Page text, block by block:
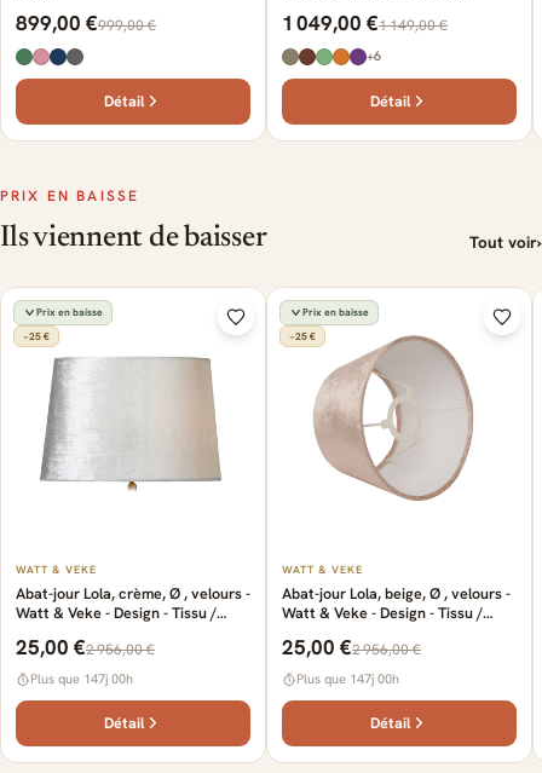
899,00 €999,00 €
Détail
1 049,00 €1 149,00 €
+6
Détail
PRIX EN BAISSE
Ils viennent de baisser Tout voir›
Prix en baisse
−25 €
WATT & VEKE
Abat-jour Lola, crème, Ø , velours -
Watt & Veke - Design - Tissu /
25,00 €2 956,00 €
Plus que 147j 00h
Détail
Prix en baisse
−25 €
WATT & VEKE
Abat-jour Lola, beige, Ø , velours -
Watt & Veke - Design - Tissu /
25,00 €2 956,00 €
Plus que 147j 00h
Détail